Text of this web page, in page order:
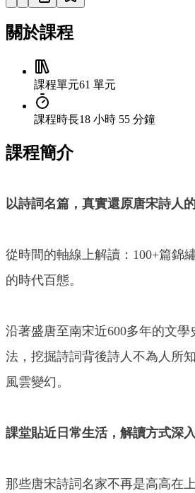
關於課程
課程單元61 單元
課程時長18 小時 55 分鐘
課程簡介
以詩詞名篇，真實還原唐宋詩人
從時間的軸線上解讀：100+篇錦
的時代百態。
沿著盛唐至南宋近600多年的文
法，挖掘詩詞背後詩人不為人所
風雲變幻。
課堂貼近日常生活，解讀方式深
那些唐宋詩詞名家不再是高高在